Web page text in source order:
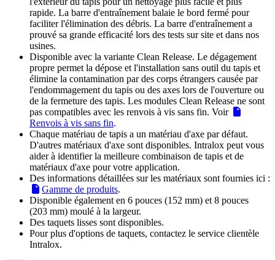
rapide. La barre d'entraînement balaie le bord fermé pour
faciliter l'élimination des débris. La barre d'entraînement a
prouvé sa grande efficacité lors des tests sur site et dans nos
usines.
Disponible avec la variante Clean Release. Le dégagement
propre permet la dépose et l'installation sans outil du tapis et
élimine la contamination par des corps étrangers causée par
l'endommagement du tapis ou des axes lors de l'ouverture ou
de la fermeture des tapis. Les modules Clean Release ne sont
pas compatibles avec les renvois à vis sans fin. Voir
Renvois à vis sans fin.
Chaque matériau de tapis a un matériau d'axe par défaut.
D'autres matériaux d'axe sont disponibles. Intralox peut vous
aider à identifier la meilleure combinaison de tapis et de
matériaux d'axe pour votre application.
Des informations détaillées sur les matériaux sont fournies ici :
Gamme de produits.
Disponible également en 6 pouces (152 mm) et 8 pouces
(203 mm) moulé à la largeur.
Des taquets lisses sont disponibles.
Pour plus d'options de taquets, contactez le service clientèle
Intralox.